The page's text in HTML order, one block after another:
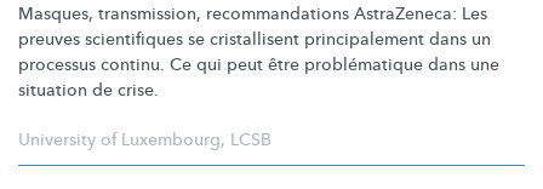
Masques, transmission, recommandations AstraZeneca: Les
preuves scientifiques se cristallisent principalement dans un
processus continu. Ce qui peut être problématique dans une
situation de crise.
University of Luxembourg, LCSB